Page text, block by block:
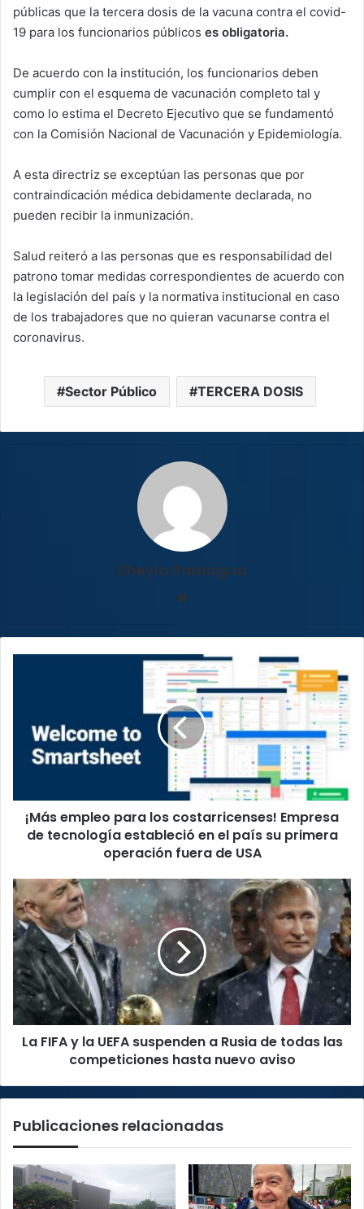
públicas que la tercera dosis de la vacuna contra el covid-
19 para los funcionarios públicos es obligatoria.
De acuerdo con la institución, los funcionarios deben
cumplir con el esquema de vacunación completo tal y
como lo estima el Decreto Ejecutivo que se fundamentó
con la Comisión Nacional de Vacunación y Epidemiología.
A esta directriz se exceptúan las personas que por
contraindicación médica debidamente declarada, no
pueden recibir la inmunización.
Salud reiteró a las personas que es responsabilidad del
patrono tomar medidas correspondientes de acuerdo con
la legislación del país y la normativa institucional en caso
de los trabajadores que no quieran vacunarse contra el
coronavirus.
Sector Público TERCERA DOSIS
Sheyla Paniagua
costarricenses!
Empresa
estableció
primera
operación
fuera
de
USA
¡Más empleo para los costarricenses! Empresa
de tecnología estableció en el país su primera
operación fuera de USA
La
FIFA
y
la
UEFA
suspenden
a
Rusia
de
todas
aviso
La FIFA y la UEFA suspenden a Rusia de todas las
competiciones hasta nuevo aviso
Publicaciones relacionadas